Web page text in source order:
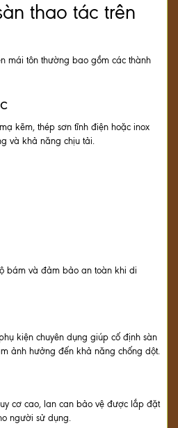
thao tác trên
mái tôn thường bao gồm các thành
kẽm, thép sơn tĩnh điện hoặc inox
và khả năng chịu tải.
bám và đảm bảo an toàn khi di
kiện chuyên dụng giúp cố định sàn
ảnh hưởng đến khả năng chống dột.
cơ cao, lan can bảo vệ được lắp đặt
người sử dụng.